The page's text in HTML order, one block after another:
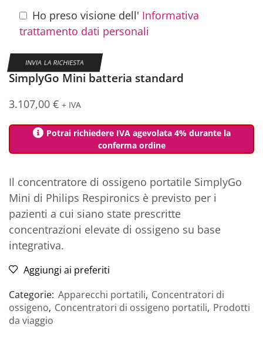
Ho preso visione dell' Informativa
trattamento dati personali
SimplyGo Mini batteria standard
3.107,00 € + IVA
Potrai richiedere IVA agevolata 4% durante la
conferma ordine
Il concentratore di ossigeno portatile SimplyGo
Mini di Philips Respironics è previsto per i
pazienti a cui siano state prescritte
concentrazioni elevate di ossigeno su base
integrativa.
Aggiungi ai preferiti
Categorie: Apparecchi portatili, Concentratori di
ossigeno, Concentratori di ossigeno portatili, Prodotti
da viaggio